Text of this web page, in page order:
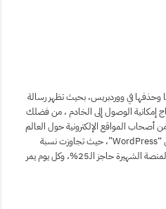
في ووردبريس، بحيث تظهر رسالة
إمكانية الوصول إلى الخادم ، من فضلك
أصحاب المواقع الإلكترونية حول العالم
يستخدمون نظام إدارة محتوى ووردبريس “WordPress”، حيث تجاوزت نسبة
المواقع الإلكترونية التي تعتمد على هذه المنصة الشهيرة حاجز الـ25%، وكل يوم يمر